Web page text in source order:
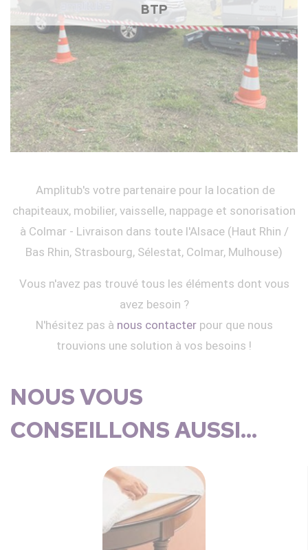
BTP
Amplitub's votre partenaire pour la location de
chapiteaux, mobilier, vaisselle, nappage et sonorisation
à Colmar - Livraison dans toute l'Alsace (Haut Rhin /
Bas Rhin, Strasbourg, Sélestat, Colmar, Mulhouse)
Vous n'avez pas trouvé tous les éléments dont vous
avez besoin ?
N'hésitez pas à nous contacterpour que nous
trouvions une solution à vos besoins !
NOUS VOUS
CONSEILLONS AUSSI...